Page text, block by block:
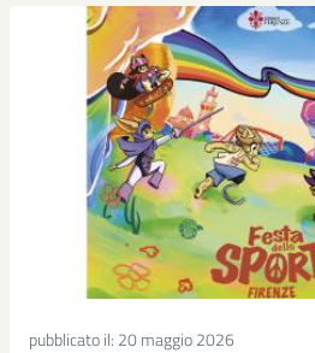
pubblicato il: 20 maggio 2026